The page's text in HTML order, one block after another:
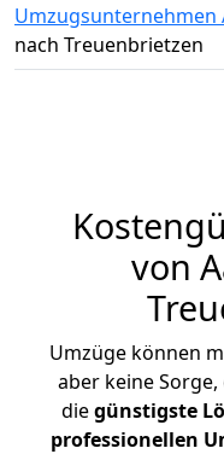
Umzugsunternehmen
nach Treuenbrietzen
von
Umzüge können
aber keine
diegünstigste
professionellen